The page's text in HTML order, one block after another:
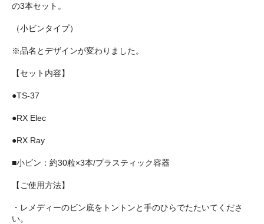
の3本セット。
（小ビンタイプ）
※品名とデザインが変わりました。
【セット内容】
●TS-37
●RX Elec
●RX Ray
■小ビン：約30粒×3本/プラスティック容器
【ご使用方法】
・レメディーのビン底をトントンと手のひらでたたいてくださ
い。